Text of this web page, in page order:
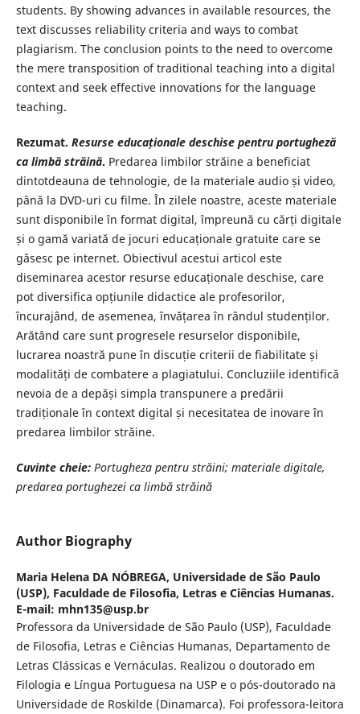
students. By showing advances in available resources, the
text discusses reliability criteria and ways to combat
plagiarism. The conclusion points to the need to overcome
the mere transposition of traditional teaching into a digital
context and seek effective innovations for the language
teaching.
Rezumat. Resurse educaționale deschise pentru portugheză
ca limbă străină. Predarea limbilor străine a beneficiat
dintotdeauna de tehnologie, de la materiale audio și video,
până la DVD-uri cu filme. În zilele noastre, aceste materiale
sunt disponibile în format digital, împreună cu cărți digitale
și o gamă variată de jocuri educaționale gratuite care se
găsesc pe internet. Obiectivul acestui articol este
diseminarea acestor resurse educaționale deschise, care
pot diversifica opțiunile didactice ale profesorilor,
încurajând, de asemenea, învățarea în rândul studenților.
Arătând care sunt progresele resurselor disponibile,
lucrarea noastră pune în discuție criterii de fiabilitate și
modalități de combatere a plagiatului. Concluziile identifică
nevoia de a depăși simpla transpunere a predării
tradiționale în context digital și necesitatea de inovare în
predarea limbilor străine.
Cuvinte cheie: Portugheza pentru străini; materiale digitale,
predarea portughezei ca limbă străină
Author Biography
Maria Helena DA NÓBREGA, Universidade de São Paulo
(USP), Faculdade de Filosofia, Letras e Ciências Humanas.
E-mail: mhn135@usp.br
Professora da Universidade de São Paulo (USP), Faculdade
de Filosofia, Letras e Ciências Humanas, Departamento de
Letras Clássicas e Vernáculas. Realizou o doutorado em
Filologia e Língua Portuguesa na USP e o pós-doutorado na
Universidade de Roskilde (Dinamarca). Foi professora-leitora